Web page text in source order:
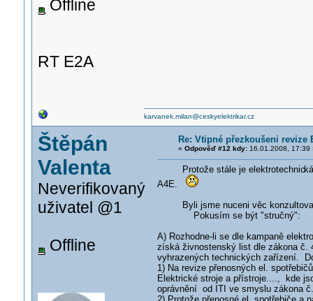
Offline
RT E2A
karvanek.milan@ceskyelektrikar.cz
Štěpán
Valenta
Neverifikovaný
uživatel @1
Offline
Re: Vtipné přezkoušeni
« Odpověď #12 kdy:16.01.2008, 17:39
Protože stále je elektrotechnic
A4E.
Byli jsme nuceni věc konzultovat
Pokusím se být "stručný":
A) Rozhodne-li se dle kampaně
získá živnostenský list dle zákona č.
vyhrazených technických zařízení.
1) Na revize přenosných el.
Elektrické stroje a přístroje...., kde
oprávnění od ITI ve smyslu zákona